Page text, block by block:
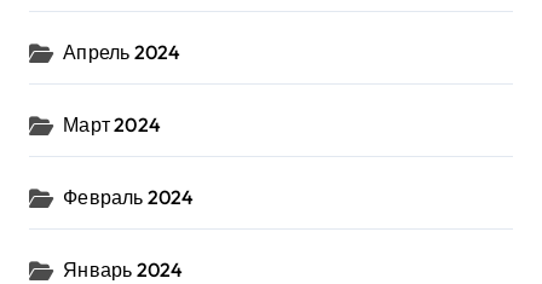
Апрель 2024
Март 2024
Февраль 2024
Январь 2024